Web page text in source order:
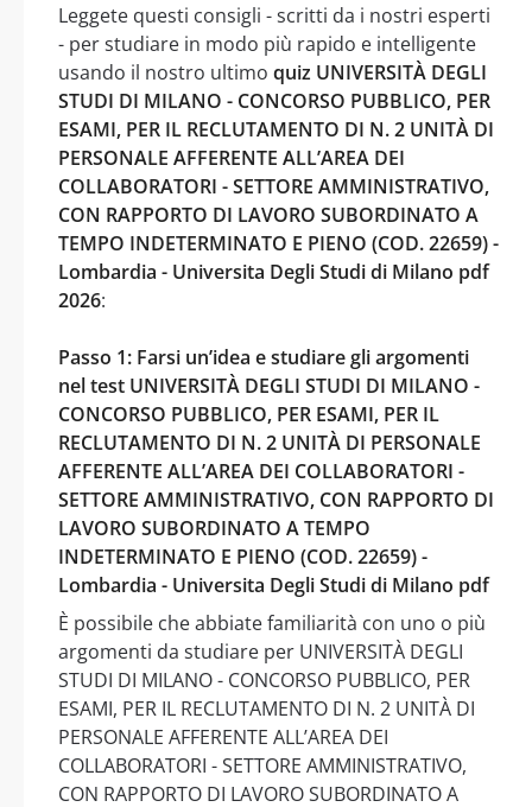
Leggete questi consigli - scritti da i nostri esperti
- per studiare in modo più rapido e intelligente
usando il nostro ultimo quiz UNIVERSITÀ DEGLI
STUDI DI MILANO - CONCORSO PUBBLICO, PER
ESAMI, PER IL RECLUTAMENTO DI N. 2 UNITÀ DI
PERSONALE AFFERENTE ALL’AREA DEI
COLLABORATORI - SETTORE AMMINISTRATIVO,
CON RAPPORTO DI LAVORO SUBORDINATO A
TEMPO INDETERMINATO E PIENO (COD. 22659) -
Lombardia - Universita Degli Studi di Milano pdf
2026:
Passo 1: Farsi un’idea e studiare gli argomenti
nel test UNIVERSITÀ DEGLI STUDI DI MILANO -
CONCORSO PUBBLICO, PER ESAMI, PER IL
RECLUTAMENTO DI N. 2 UNITÀ DI PERSONALE
AFFERENTE ALL’AREA DEI COLLABORATORI -
SETTORE AMMINISTRATIVO, CON RAPPORTO DI
LAVORO SUBORDINATO A TEMPO
INDETERMINATO E PIENO (COD. 22659) -
Lombardia - Universita Degli Studi di Milano pdf
È possibile che abbiate familiarità con uno o più
argomenti da studiare per UNIVERSITÀ DEGLI
STUDI DI MILANO - CONCORSO PUBBLICO, PER
ESAMI, PER IL RECLUTAMENTO DI N. 2 UNITÀ DI
PERSONALE AFFERENTE ALL’AREA DEI
COLLABORATORI - SETTORE AMMINISTRATIVO,
CON RAPPORTO DI LAVORO SUBORDINATO A